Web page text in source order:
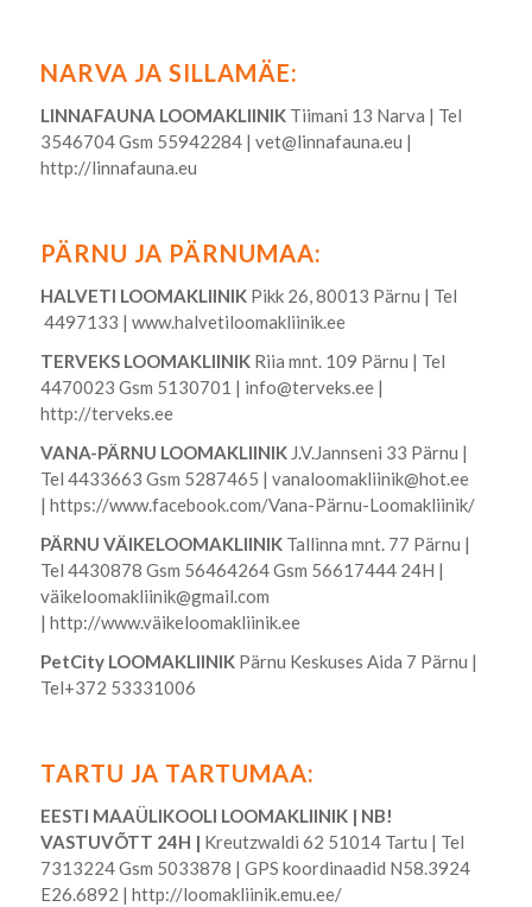
NARVA JA SILLAMÄE:
LINNAFAUNA LOOMAKLIINIKTiimani 13 Narva | Tel
3546704 Gsm 55942284 | vet@linnafauna.eu |
http://linnafauna.eu
PÄRNU JA PÄRNUMAA:
HALVETI LOOMAKLIINIKPikk 26, 80013 Pärnu | Tel
4497133 | www.halvetiloomakliinik.ee
TERVEKS LOOMAKLIINIKRiia mnt. 109 Pärnu | Tel
4470023 Gsm 5130701 | info@terveks.ee|
http://terveks.ee
VANA-PÄRNU LOOMAKLIINIKJ.V.Jannseni 33 Pärnu |
Tel 4433663 Gsm 5287465 | vanaloomakliinik@hot.ee
| https://www.facebook.com/Vana-Pärnu-Loomakliinik/
PÄRNU VÄIKELOOMAKLIINIKTallinna mnt. 77 Pärnu |
Tel 4430878 Gsm 56464264 Gsm 56617444 24H |
väikeloomakliinik@gmail.com
| http://www.väikeloomakliinik.ee
PetCity LOOMAKLIINIKPärnu Keskuses Aida 7 Pärnu |
Tel+372 53331006
TARTU JA TARTUMAA:
EESTI MAAÜLIKOOLI LOOMAKLIINIK | NB!
VASTUVÕTT 24H | Kreutzwaldi 62 51014 Tartu | Tel
7313224 Gsm 5033878 | GPS koordinaadid N58.3924
E26.6892 | http://loomakliinik.emu.ee/